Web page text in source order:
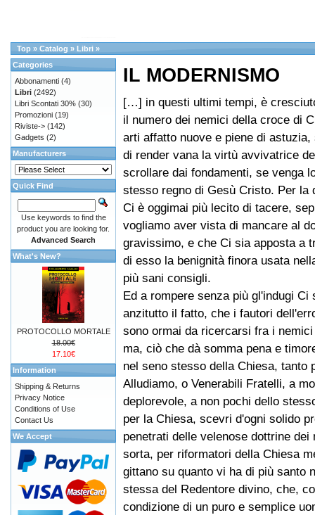
Top » Catalog » Libri »
IL MODERNISMO
[…] in questi ultimi tempi, è
il numero dei nemici della croce di
arti affatto nuove e piene di
di render vana la virtù avvivatrice
scrollare dai fondamenti, se venga
stesso regno di Gesù Cristo. Per la
Ci è oggimai più lecito di tacere,
vogliamo aver vista di mancare al
gravissimo, e che Ci sia apposta a
di esso la benignità finora usata
più sani consigli.
Ed a rompere senza più gl'indugi Ci
anzitutto il fatto, che i fautori
sono ormai da ricercarsi fra i
ma, ciò che dà somma pena e
nel seno stesso della Chiesa, tanto
Alludiamo, o Venerabili Fratelli, a
deplorevole, a non pochi dello
per la Chiesa, scevri d'ogni solido
penetrati delle velenose dottrine
sorta, per riformatori della Chiesa
gittano su quanto vi ha di più santo
stessa del Redentore divino, che,
condizione di un puro e semplice
Categories
Abbonamenti (4)
Libri (2492)
Libri Scontati 30% (30)
Promozioni (19)
Riviste-> (142)
Gadgets (2)
Manufacturers
Quick Find
Use keywords to find the
product you are looking for.
Advanced Search
What's New?
PROTOCOLLO MORTALE
18.00€
17.10€
Information
Shipping & Returns
Privacy Notice
Conditions of Use
Contact Us
We Accept